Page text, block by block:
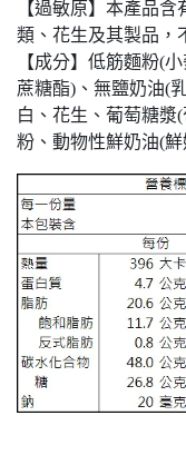
【過敏原】本產品
類、花生及其製品，
【成分】低筋麵粉(
蔗糖酯)、無鹽奶油(
白、花生、葡萄糖漿
粉、動物性鮮奶油(